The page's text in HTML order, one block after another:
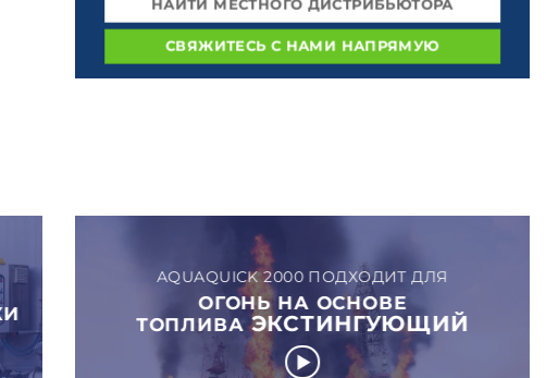
НАЙТИ МЕСТНОГО ДИСТРИБЬЮТОРА
СВЯЖИТЕСЬ С НАМИ НАПРЯМУЮ
AQUAQUICK 2000 ПОДХОДИТ ДЛЯ
ОГОНЬ НА ОСНОВЕ
ТОПЛИВАЭКСТИНГУЮЩИЙ